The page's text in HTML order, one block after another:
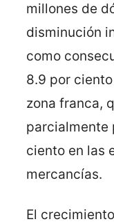
millones de
disminución
como
8.9 por
zona franca,
parcialmente
ciento en las
mercancías.
El